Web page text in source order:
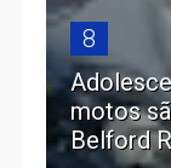
8
motos
Belford